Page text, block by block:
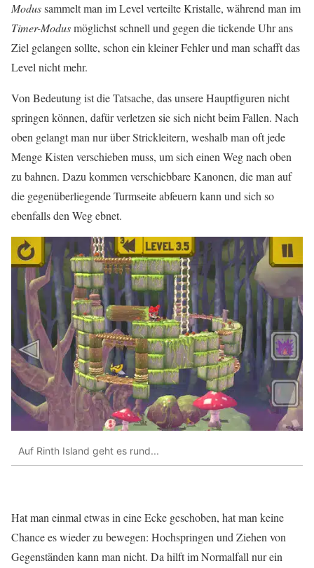
Modussammelt man im Level verteilte Kristalle, während man im
Timer-Modusmöglichst schnell und gegen die tickende Uhr ans
Ziel gelangen sollte, schon ein kleiner Fehler und man schafft das
Level nicht mehr.
Von Bedeutung ist die Tatsache, das unsere Hauptfiguren nicht
springen können, dafür verletzen sie sich nicht beim Fallen. Nach
oben gelangt man nur über Strickleitern, weshalb man oft jede
Menge Kisten verschieben muss, um sich einen Weg nach oben
zu bahnen. Dazu kommen verschiebbare Kanonen, die man auf
die gegenüberliegende Turmseite abfeuern kann und sich so
ebenfalls den Weg ebnet.
Auf Rinth Island geht es rund...
Hat man einmal etwas in eine Ecke geschoben, hat man keine
Chance es wieder zu bewegen: Hochspringen und Ziehen von
Gegenständen kann man nicht. Da hilft im Normalfall nur ein